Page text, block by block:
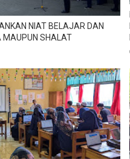
NIAT BELAJAR DAN
MAUPUN SHALAT